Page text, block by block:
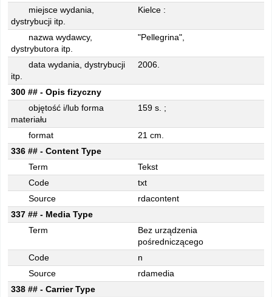
miejsce wydania,
dystrybucji itp.
Kielce :
nazwa wydawcy,
dystrybutora itp.
"Pellegrina",
data wydania, dystrybucji
itp.
2006.
300 ## - Opis fizyczny
objętość i/lub forma
materiału
159 s. ;
format
21 cm.
336 ## - Content Type
Term
Tekst
Code
txt
Source
rdacontent
337 ## - Media Type
Term
Bez urządzenia
pośredniczącego
Code
n
Source
rdamedia
338 ## - Carrier Type